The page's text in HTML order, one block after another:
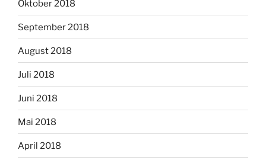
Oktober 2018
September 2018
August 2018
Juli 2018
Juni 2018
Mai 2018
April 2018